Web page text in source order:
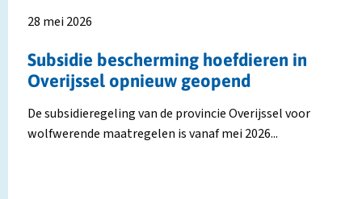
Subsidie bescherming hoefdieren in
Overijssel opnieuw geopend
28 mei 2026
De subsidieregeling van de provincie Overijssel voor
wolfwerende maatregelen is vanaf mei 2026...